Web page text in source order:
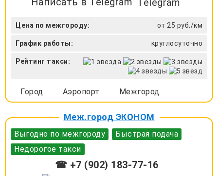
Цена по межгороду: от 25 руб./км
График работы: круглосуточно
Рейтинг такси:
Город Аэропорт Межгород
Меж.город ЭКОНОМ
Выгодно по межгороду
Быстрая подача
Недорогое такси
☎ +7 (902) 183-77-16